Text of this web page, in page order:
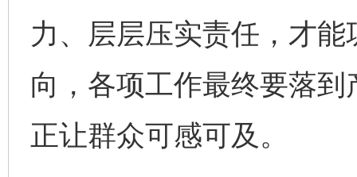
力、层层压实责任，才
向，各项工作最终要落
正让群众可感可及。